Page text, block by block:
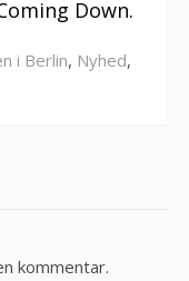
Down.
i Berlin, Nyhed,
kommentar.